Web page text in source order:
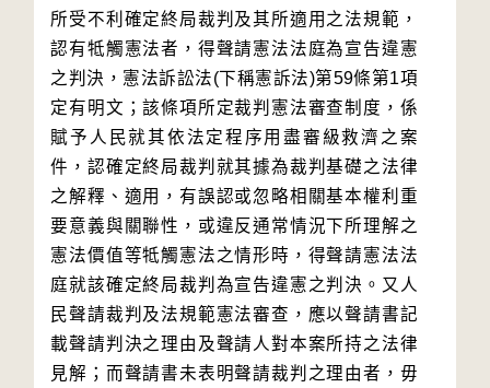
所受不利確定終局裁判及其所適用之法規範，
認有牴觸憲法者，得聲請憲法法庭為宣告違憲
之判決，憲法訴訟法(下稱憲訴法)第59條第1項
定有明文；該條項所定裁判憲法審查制度，係
賦予人民就其依法定程序用盡審級救濟之案
件，認確定終局裁判就其據為裁判基礎之法律
之解釋、適用，有誤認或忽略相關基本權利重
要意義與關聯性，或違反通常情況下所理解之
憲法價值等牴觸憲法之情形時，得聲請憲法法
庭就該確定終局裁判為宣告違憲之判決。又人
民聲請裁判及法規範憲法審查，應以聲請書記
載聲請判決之理由及聲請人對本案所持之法律
見解；而聲請書未表明聲請裁判之理由者，毋